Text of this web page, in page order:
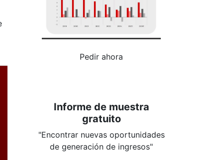
Pedir ahora
Informe de muestra
gratuito
"Encontrar nuevas oportunidades
de generación de ingresos"